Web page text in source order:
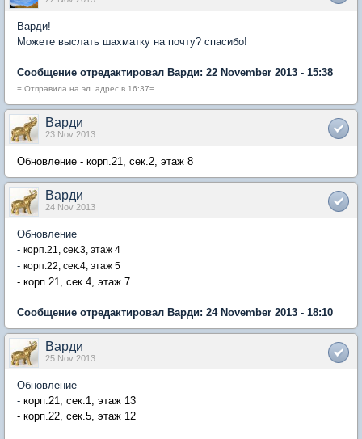
Варди!
Можете выслать шахматку на почту? спасибо!
Сообщение отредактировал Варди: 22 November 2013 - 15:38
= Отправила на эл. адрес в 16:37=
Варди
23 Nov 2013
Обновление - корп.21, сек.2, этаж 8
Варди
24 Nov 2013
Обновление
- корп.21, сек.3, этаж 4
- корп.22, сек.4, этаж 5
- корп.21, сек.4, этаж 7
Сообщение отредактировал Варди: 24 November 2013 - 18:10
Варди
25 Nov 2013
Обновление
- корп.21, сек.1, этаж 13
- корп.22, сек.5, этаж 12